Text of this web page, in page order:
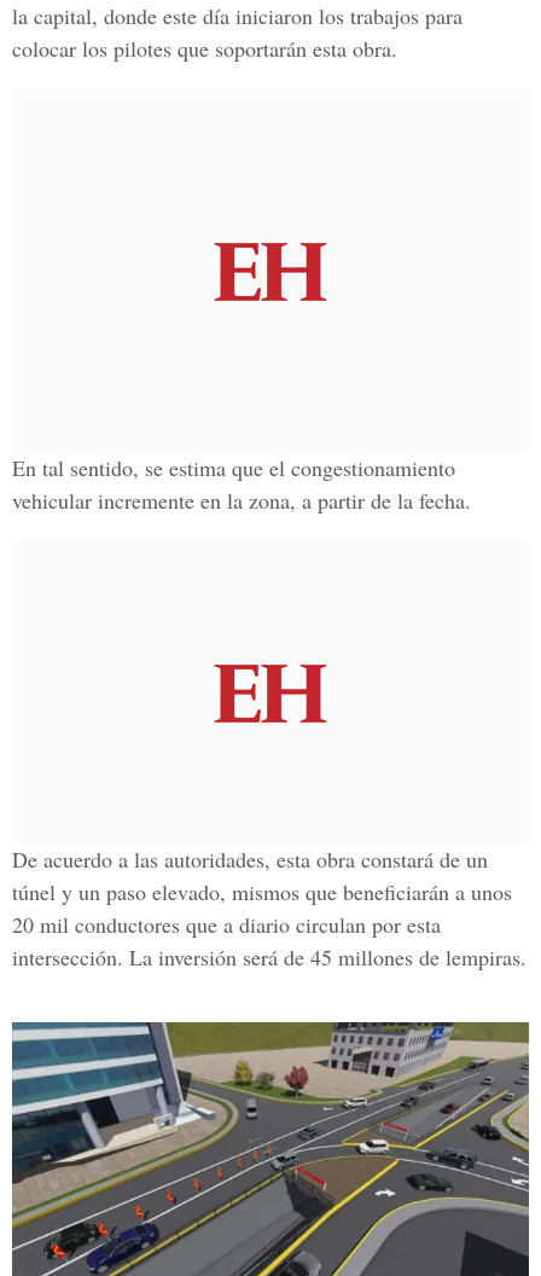
la capital, donde este día iniciaron los trabajos para
colocar los pilotes que soportarán esta obra.
En tal sentido, se estima que el congestionamiento
vehicular incremente en la zona, a partir de la fecha.
De acuerdo a las autoridades, esta obra constará de un
túnel y un paso elevado, mismos que beneficiarán a unos
20 mil conductores que a diario circulan por esta
intersección. La inversión será de 45 millones de lempiras.